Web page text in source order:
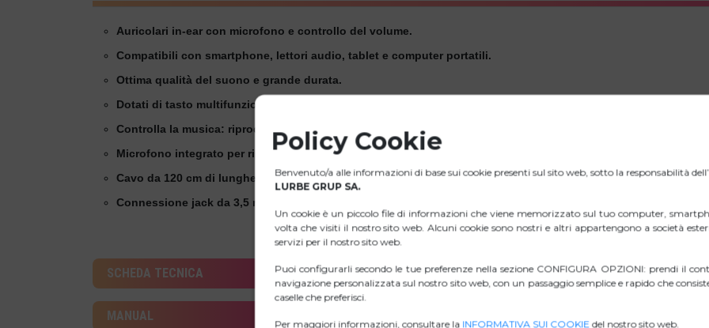
Auricolari in-ear con microfono e controllo del volume.
Compatibili con smartphone, lettori audio, tablet e computer portatili.
Ottima qualità del suono e grande durata.
Dotati di tasto multifunzione e tecnologia dell’assistente vocale.
Controlla la musica: riproduzione/pausa, brano precedente/successivo, con la semplice pressione di un
Microfono integrato per rispondere e terminare le chiamate senza estrarre lo smartphone dalla tasca
Cavo da 120 cm di lunghezza che ti permette di muoverti liberamente.
Connessione jack da 3,5 mm.
SCHEDA TECNICA ZIP IMMAGINI
MANUAL
Policy Cookie
Benvenuto/a alle informazioni di base sui cookie presenti sul sito web, sotto la responsabilità
LURBE GRUP SA.
Un cookie è un piccolo file di informazioni che viene memorizzato sul tuo computer,
volta che visiti il nostro sito web. Alcuni cookie sono nostri e altri appartengono a società
servizi per il nostro sito web.
Puoi configurarli secondo le tue preferenze nella sezione CONFIGURA OPZIONI: prendi il
navigazione personalizzata sul nostro sito web, con un passaggio semplice e rapido che
caselle che preferisci.
Per maggiori informazioni, consultare la INFORMATIVA SUI COOKIE del nostro sito web.